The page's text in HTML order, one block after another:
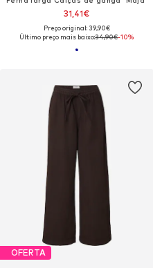
31,41€
Preço original: 39,90€
Último preço mais baixo:34,90€-10%
OFERTA